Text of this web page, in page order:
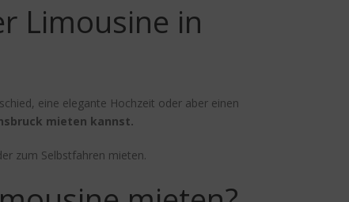
Limousine in
eine elegante Hochzeit oder aber einen
mieten kannst.
zum Selbstfahren mieten.